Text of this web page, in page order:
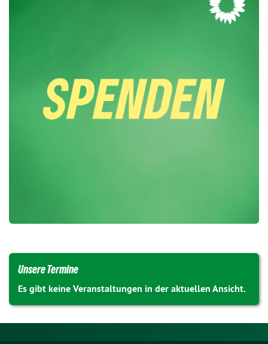
Unsere Termine
Es gibt keine Veranstaltungen in der aktuellen Ansicht.